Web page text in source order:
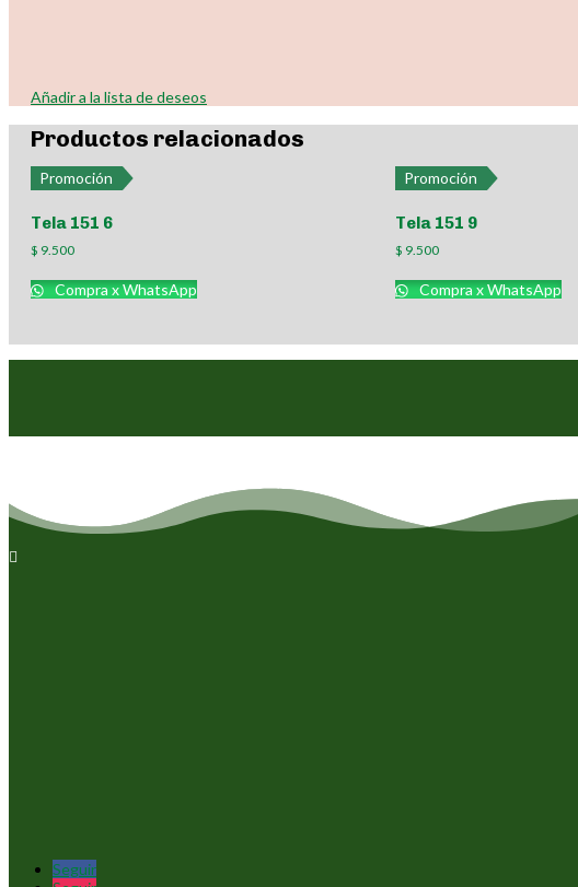
Añadir a la lista de deseos
Productos relacionados
Promoción
Tela 151 6
$ 9.500
Compra x WhatsApp
Promoción
Tela 151 9
$ 9.500
Compra x WhatsApp

Seguir